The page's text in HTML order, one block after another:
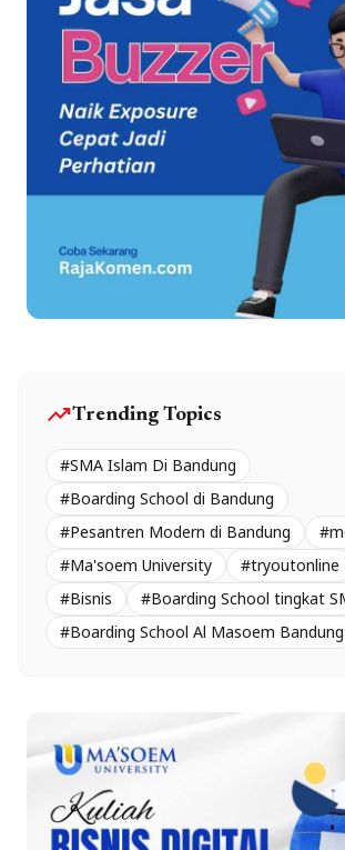
trending_upTrending Topics
#SMA Islam Di Bandung
#Boarding School di Bandung
#Pesantren Modern di Bandung
#Ma'soem University
#tryoutonline
#Bisnis
#Boarding School tingkat
#Boarding School Al Masoem Bandung